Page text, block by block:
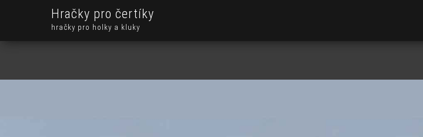
Hračky pro čertíky
hračky pro holky a kluky